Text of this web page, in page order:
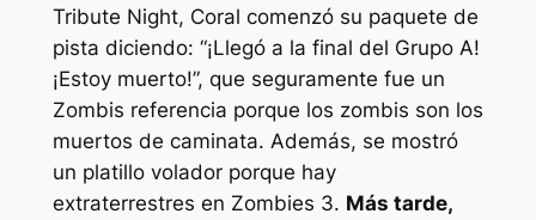
Tribute Night, Coral comenzó su paquete de
pista diciendo: “¡Llegó a la final del Grupo A!
¡Estoy muerto!”, que seguramente fue un
Zombis referencia porque los zombis son los
muertos de caminata. Además, se mostró
un platillo volador porque hay
extraterrestres en Zombies 3. Más tarde,